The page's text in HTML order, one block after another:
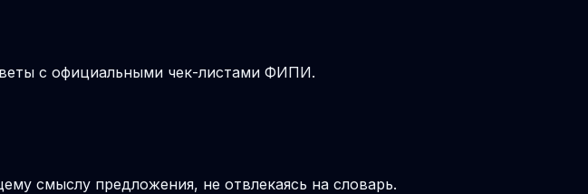
с официальными чек-листами ФИПИ.
смыслу предложения, не отвлекаясь на словарь.